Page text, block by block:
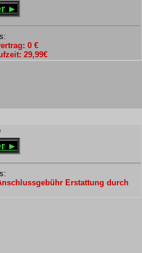
►
0 €
29,99€
►
Erstattung durch